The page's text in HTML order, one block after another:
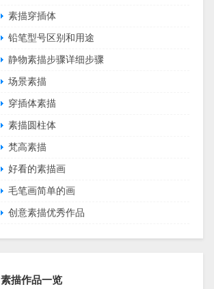
素描穿插体
铅笔型号区别和用途
静物素描步骤详细步骤
场景素描
穿插体素描
素描圆柱体
梵高素描
好看的素描画
毛笔画简单的画
创意素描优秀作品
素描作品一览